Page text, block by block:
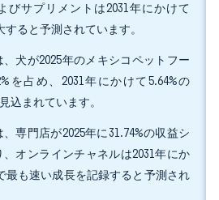
びサプリメントは2031年にかけて
すると予測されています。
犬が2025年のメキシコペットフー
を占め、2031年にかけて5.64%の
込まれています。
専門店が2025年に31.74%の収益シ
オンラインチャネルは2031年にか
最も速い成長を記録すると予測され